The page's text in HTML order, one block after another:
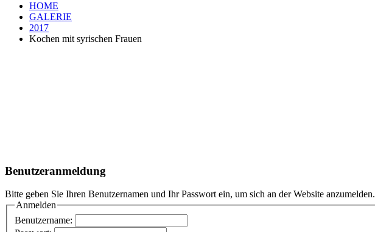
HOME
GALERIE
2017
Kochen mit syrischen Frauen
Benutzeranmeldung
Bitte geben Sie Ihren Benutzernamen und Ihr Passwort ein, um sich an der Website anzumelden.
Anmelden
Benutzername: